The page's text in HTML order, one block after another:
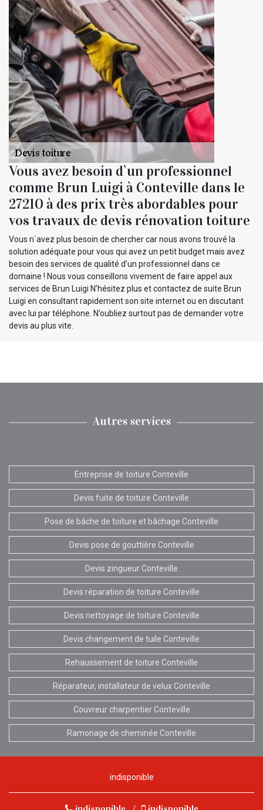
Vous avez besoin d`un professionnel
comme Brun Luigi à Conteville dans le
27210 à des prix très abordables pour
vos travaux de devis rénovation toiture
Vous n`avez plus besoin de chercher car nous avons trouvé la
solution adéquate pour vous qui avez un petit budget mais avez
besoin des services de qualité d’un professionnel dans ce
domaine ! Nous vous conseillons vivement de faire appel aux
services de Brun Luigi N’hésitez plus et contactez de suite Brun
Luigi en consultant rapidement son site internet ou en discutant
avec lui par téléphone. N’oubliez surtout pas de demander votre
devis au plus vite.
Autres services
Entreprise de toiture Conteville
Devis fuite de toiture Conteville
Pose de bâche de toiture et bâchage Conteville
Devis pose de gouttière Conteville
Devis zingueur Conteville
Devis réparation de toiture Conteville
Devis nettoyage de toiture Conteville
Devis changement de tuile Conteville
Rehaussement de toiture Conteville
Réparateur, installateur de velux Conteville
Couvreur charpentier Conteville
Ramonage de cheminée Conteville
indisponible